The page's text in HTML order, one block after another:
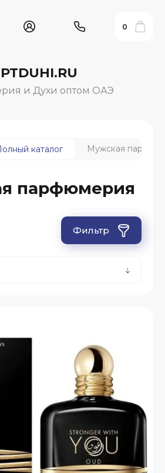
0
и Духи оптом ОАЭ
каталог Мужская
парфюмерия
Фильтр